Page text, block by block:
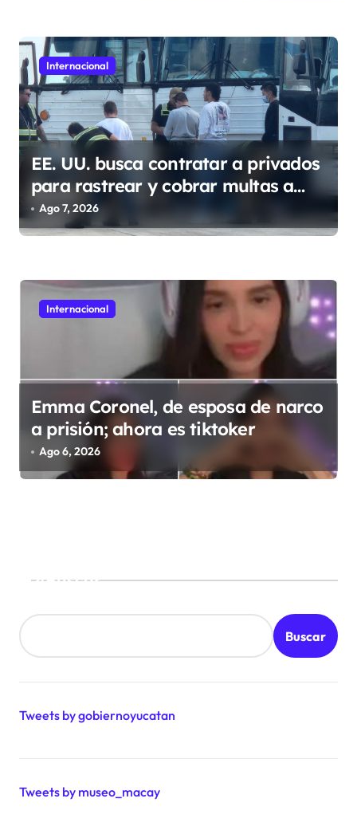
a
s
Internacional
EE. UU. busca contratar a privados
para rastrear y cobrar multas a
migrantes deportados en México y
Centroamérica
Ago 7, 2026
Internacional
Emma Coronel, de esposa de narco
a prisión; ahora es tiktoker
Ago 6, 2026
Buscar
Buscar
Tweets by gobiernoyucatan
Tweets by museo_macay